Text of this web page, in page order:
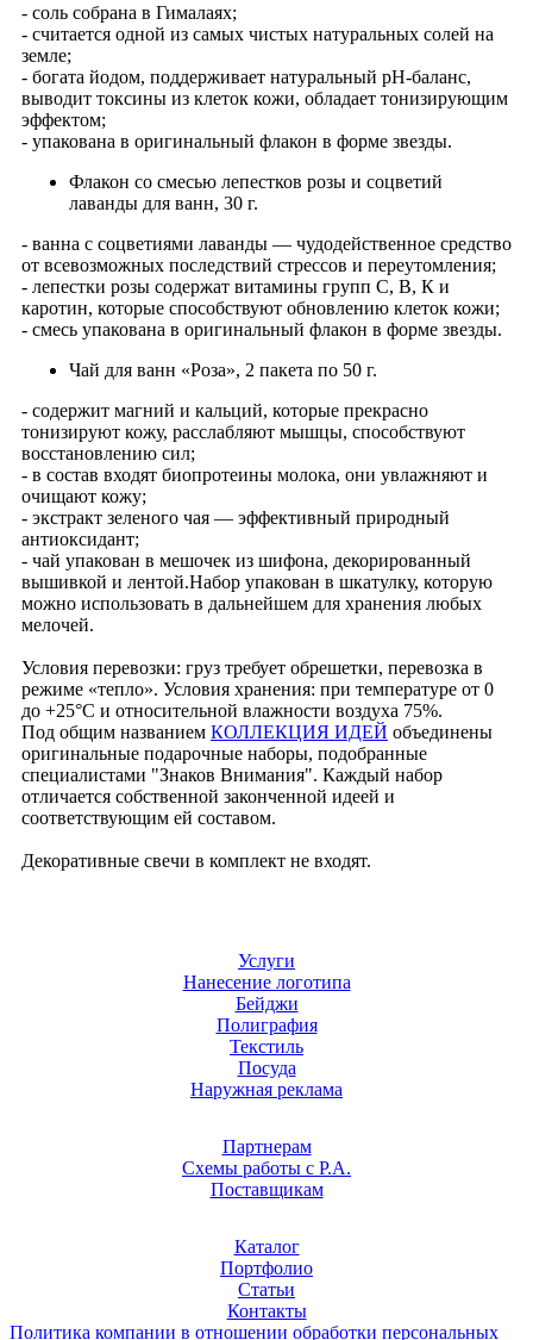
- соль собрана в Гималаях;
- считается одной из самых чистых натуральных солей на
земле;
- богата йодом, поддерживает натуральный pH-баланс,
выводит токсины из клеток кожи, обладает тонизирующим
эффектом;
- упакована в оригинальный флакон в форме звезды.
Флакон со смесью лепестков розы и соцветий
лаванды для ванн, 30 г.
- ванна с соцветиями лаванды — чудодейственное средство
от всевозможных последствий стрессов и переутомления;
- лепестки розы содержат витамины групп С, В, К и
каротин, которые способствуют обновлению клеток кожи;
- смесь упакована в оригинальный флакон в форме звезды.
Чай для ванн «Роза», 2 пакета по 50 г.
- содержит магний и кальций, которые прекрасно
тонизируют кожу, расслабляют мышцы, способствуют
восстановлению сил;
- в состав входят биопротеины молока, они увлажняют и
очищают кожу;
- экстракт зеленого чая — эффективный природный
антиоксидант;
- чай упакован в мешочек из шифона, декорированный
вышивкой и лентой.Набор упакован в шкатулку, которую
можно использовать в дальнейшем для хранения любых
мелочей.
Условия перевозки: груз требует обрешетки, перевозка в
режиме «тепло». Условия хранения: при температуре от 0
до +25°C и относительной влажности воздуха 75%.
Под общим названием КОЛЛЕКЦИЯ ИДЕЙ объединены
оригинальные подарочные наборы, подобранные
специалистами "Знаков Внимания". Каждый набор
отличается собственной законченной идеей и
соответствующим ей составом.
Декоративные свечи в комплект не входят.
Услуги
Нанесение логотипа
Бейджи
Полиграфия
Текстиль
Посуда
Наружная реклама
Партнерам
Схемы работы с Р.А.
Поставщикам
Каталог
Портфолио
Статьи
Контакты
Политика компании в отношении обработки персональных